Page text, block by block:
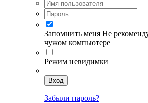
Запомнить меня Не
чужом компьютере
Режим невидимки
Вход
Забыли пароль?